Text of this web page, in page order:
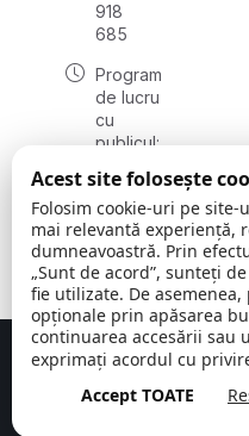
918
685
Program
de lucru
cu
publicul:
08:00 -
16:30
, vineri:
08:00 -
14:00
Comuna Cerchezu © 2026
Concept realizat de Big
Acest site folosește
Folosim cookie-uri pe
mai relevantă experiență,
dumneavoastră. Prin
„Sunt de acord”, sunteți
fie utilizate. De
opționale prin apăsarea
continuarea accesării sau
exprimați acordul cu
Accept TOATE